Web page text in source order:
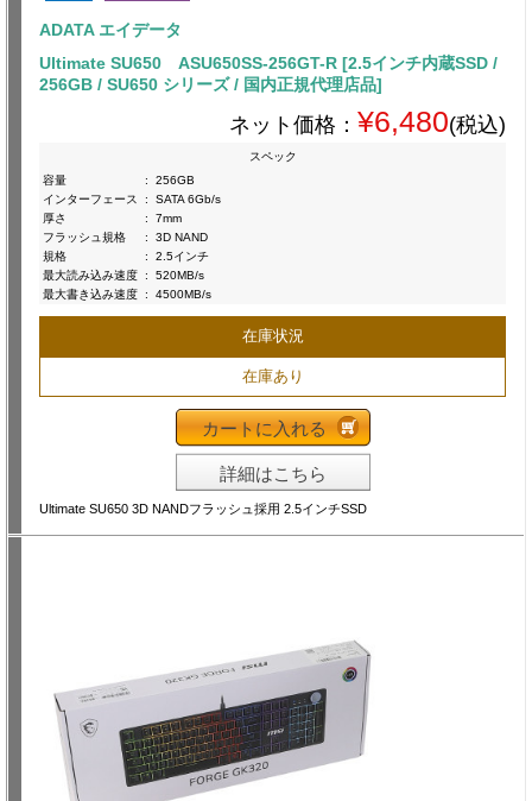
ADATA エイデータ
Ultimate SU650 ASU650SS-256GT-R [2.5インチ内蔵SSD /
256GB / SU650 シリーズ / 国内正規代理店品]
ネット価格： ¥6,480(税込)
スペック
容量
:
256GB
インターフェース
:
SATA 6Gb/s
厚さ
:
7mm
フラッシュ規格
:
3D NAND
規格
:
2.5インチ
最大読み込み速度 :
520MB/s
最大書き込み速度 : 4500MB/s
在庫状況
在庫あり
カートに入れる
詳細はこちら
Ultimate SU650 3D NANDフラッシュ採用 2.5インチSSD